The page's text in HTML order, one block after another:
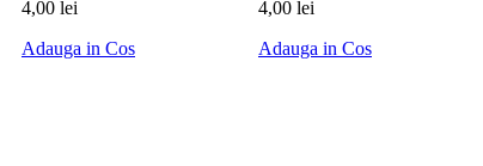
4,00 lei
Adauga in Cos
4,00 lei
Adauga in Cos